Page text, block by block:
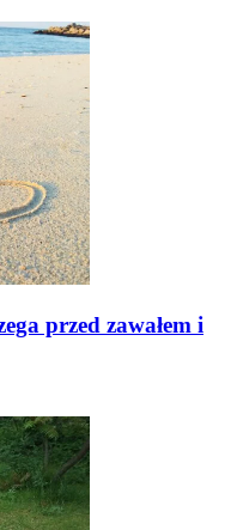
przed zawałem i